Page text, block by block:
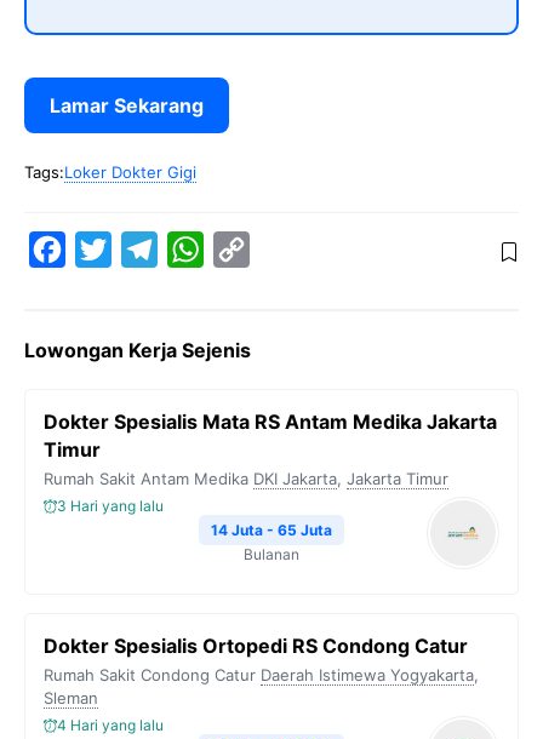
Lamar Sekarang
Tags:Loker Dokter Gigi
e
o
k
t
e
e
r
a
m
W
t
A
p
y
n
Lowongan Kerja Sejenis
Dokter Spesialis Mata RS Antam Medika Jakarta
Timur
Rumah Sakit Antam Medika DKI Jakarta, Jakarta Timur
3 Hari yang lalu
14 Juta - 65 Juta
Bulanan
Dokter Spesialis Ortopedi RS Condong Catur
Rumah Sakit Condong Catur Daerah Istimewa Yogyakarta,
Sleman
4 Hari yang lalu